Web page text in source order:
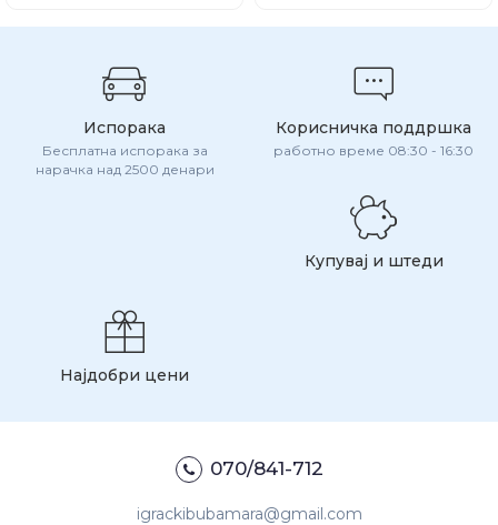
Испорака
Бесплатна испорака за
нарачка над 2500 денари
Корисничка поддршка
работно време 08:30 - 16:30
Купувај и штеди
Најдобри цени
070/841-712
igrackibubamara@gmail.com